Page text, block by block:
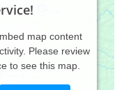
map content
Please review
to see this map.